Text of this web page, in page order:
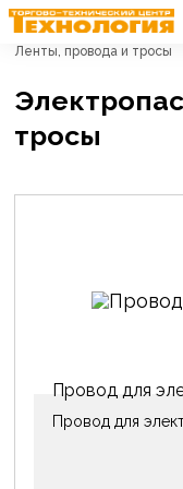
Главная Каталог
Ленты, провода и тросы
тросы
Провод для
Провод для